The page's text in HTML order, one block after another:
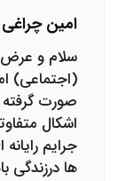
امین
سلام و عرض
(اجتماعی)
صورت گرفته
اشکال
جرایم
ها درزندگی